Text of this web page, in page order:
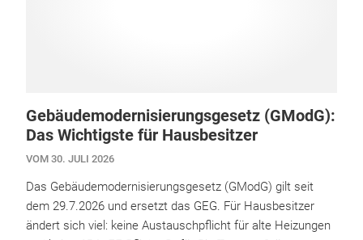
Gebäudemodernisierungsgesetz (GModG):
Das Wichtigste für Hausbesitzer
VOM 30. JULI 2026
Das Gebäudemodernisierungsgesetz (GModG) gilt seit
dem 29.7.2026 und ersetzt das GEG. Für Hausbesitzer
ändert sich viel: keine Austauschpflicht für alte Heizungen